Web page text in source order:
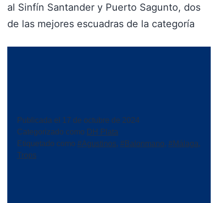
al Sinfín Santander y Puerto Sagunto, dos
de las mejores escuadras de la categoría
Publicada el
17 de octubre de 2024
Categorizado como DH Plata
Etiquetado como #Agustinos, #Balonmano, #Málaga,
Trops